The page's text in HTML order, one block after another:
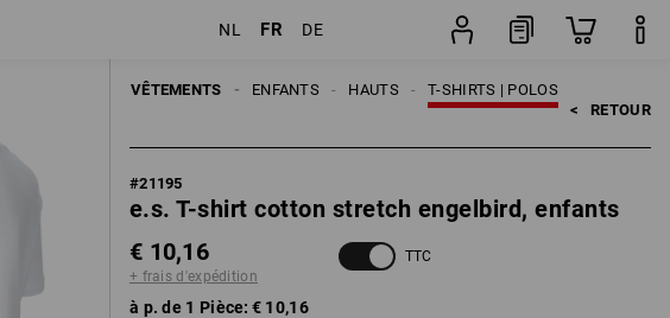
NL FR DE
VÊTEMENTS T-SHIRTS | POLOS
HAUTS
ENFANTS
< RETOUR
#21195
e.s. T-shirt cotton stretch engelbird, enfants
€ 10,16
+ frais d'expédition
TTC
à p. de 1 Pièce: € 10,16